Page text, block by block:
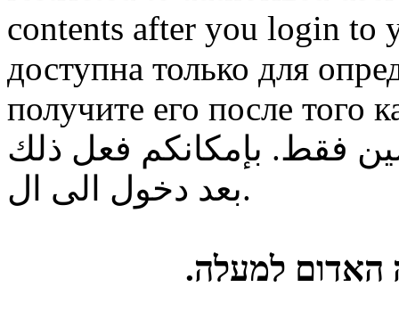
contents after you login to
доступна только для
получите его после того
فقط. بإمكانكم فعل ذلك
بعد دخول الى ال.
האדום למעלה.